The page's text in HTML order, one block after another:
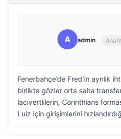
A admin
Fenerbahçe’de Fred’in ayrılık
birlikte gözler orta saha
lacivertlilerin, Corinthians
Luiz için girişimlerini